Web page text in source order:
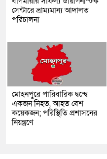
সেন্টারে ভ্রাম্যমান্য আদালত
পরিচালনা
মোহনপুরে পারিবারিক দ্বন্দ্বে
একজন নিহত, আহত বেশ
কয়েকজন; পরিস্থিতি প্রশাসনের
নিয়ন্ত্রণে